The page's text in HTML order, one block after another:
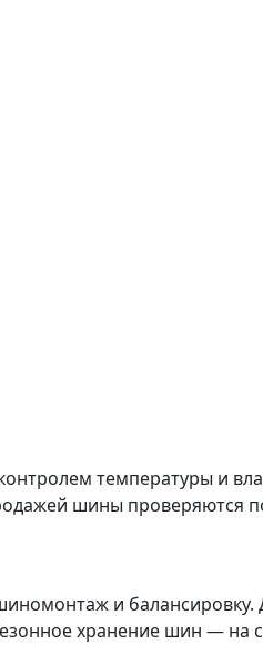
температуры и
шины проверяются
и балансировку.
хранение шин — на